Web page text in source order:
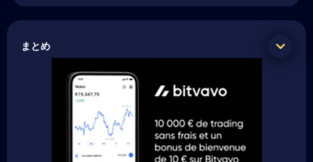
まとめ